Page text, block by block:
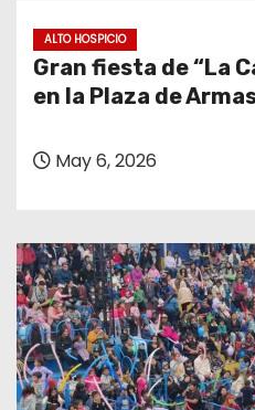
ALTO HOSPICIO
Gran fiesta de “La
en la Plaza de
May 6, 2026